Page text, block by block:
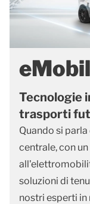
Tecnologie
trasporti
Quando si
centrale, con
soluzioni di
nostri esperti